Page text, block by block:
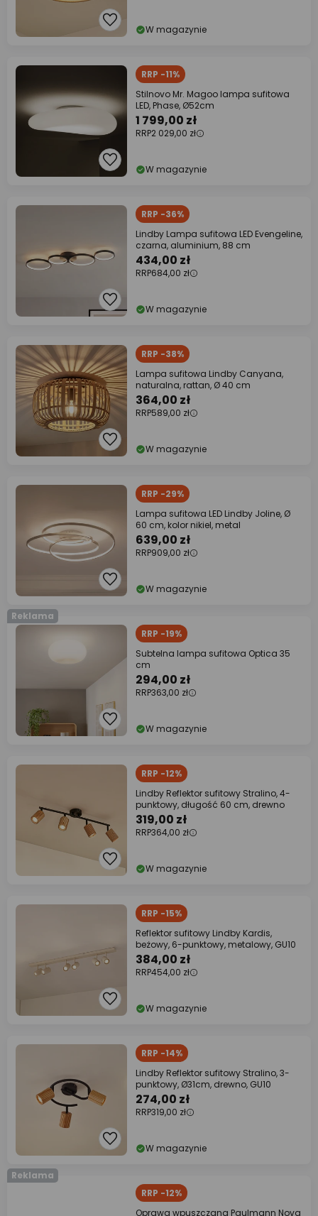
W magazynie
RRP -11%
Stilnovo Mr. Magoo lampa sufitowa
LED, Phase, Ø52cm
1 799,00 zł
RRP2 029,00 zł
W magazynie
RRP -36%
Lindby Lampa sufitowa LED Evengeline,
czarna, aluminium, 88 cm
434,00 zł
RRP684,00 zł
W magazynie
RRP -38%
Lampa sufitowa Lindby Canyana,
naturalna, rattan, Ø 40 cm
364,00 zł
RRP589,00 zł
W magazynie
RRP -29%
Lampa sufitowa LED Lindby Joline, Ø
60 cm, kolor nikiel, metal
639,00 zł
RRP909,00 zł
W magazynie
Reklama
RRP -19%
Subtelna lampa sufitowa Optica 35
cm
294,00 zł
RRP363,00 zł
W magazynie
RRP -12%
Lindby Reflektor sufitowy Stralino, 4-
punktowy, długość 60 cm, drewno
319,00 zł
RRP364,00 zł
W magazynie
RRP -15%
Reflektor sufitowy Lindby Kardis,
beżowy, 6-punktowy, metalowy, GU10
384,00 zł
RRP454,00 zł
W magazynie
RRP -14%
Lindby Reflektor sufitowy Stralino, 3-
punktowy, Ø31cm, drewno, GU10
274,00 zł
RRP319,00 zł
W magazynie
Reklama
RRP -12%
Oprawa wpuszczana Paulmann Nova